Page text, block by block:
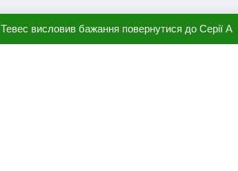
висловив бажання повернутися до Серії А